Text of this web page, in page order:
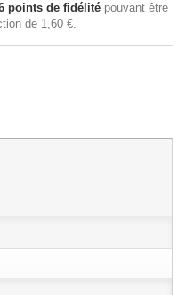
points de fidélité pouvant être
de 1,60 €.